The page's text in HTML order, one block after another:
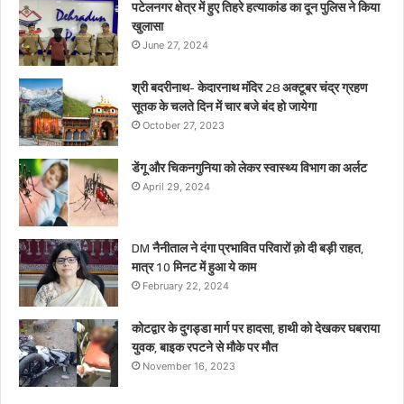
पटेलनगर क्षेत्र में हुए तिहरे हत्याकांड का दून पुलिस ने किया
खुलासा
June 27, 2024
श्री बदरीनाथ- केदारनाथ मंदिर 28 अक्टूबर चंद्र ग्रहण
सूतक के चलते दिन में चार बजे बंद हो जायेगा
October 27, 2023
डेंगू और चिकनगुनिया को लेकर स्वास्थ्य विभाग का अर्लट
April 29, 2024
DM नैनीताल ने दंगा प्रभावित परिवारों क़ो दी बड़ी राहत,
मात्र 10 मिनट में हुआ ये काम
February 22, 2024
कोटद्वार के दुगड्डा मार्ग पर हादसा, हाथी को देखकर घबराया
युवक, बाइक रपटने से मौके पर मौत
November 16, 2023